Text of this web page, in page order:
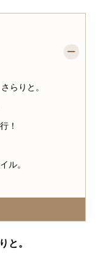
らりと。
！
ル。
プスタッフ）
と。